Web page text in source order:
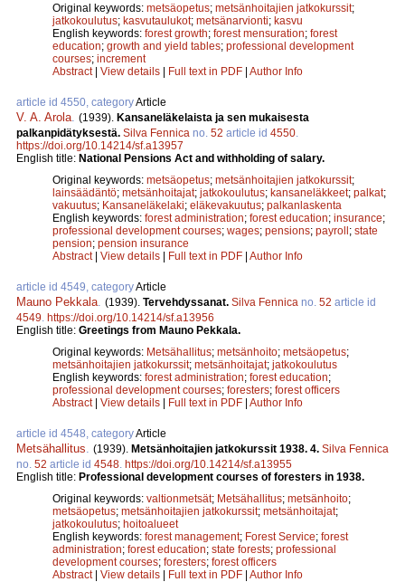
Original keywords: metsäopetus; metsänhoitajien jatkokurssit;
jatkokoulutus; kasvutaulukot; metsänarvionti; kasvu
English keywords: forest growth; forest mensuration; forest
education; growth and yield tables; professional development
courses; increment
Abstract| View details | Full text in PDF | Author Info
article id 4550, categoryArticle
V. A. Arola (1939). Kansaneläkelaista ja sen mukaisesta
palkanpidätyksestä. Silva Fennica no. 52 article id 4550
https://doi.org/10.14214/sf.a13957
English title: National Pensions Act and withholding of salary.
Original keywords: metsäopetus; metsänhoitajien jatkokurssit;
lainsäädäntö; metsänhoitajat; jatkokoulutus; kansaneläkkeet; palkat;
vakuutus; Kansaneläkelaki; eläkevakuutus; palkanlaskenta
English keywords: forest administration; forest education; insurance;
professional development courses; wages; pensions; payroll; state
pension; pension insurance
Abstract| View details | Full text in PDF | Author Info
article id 4549, categoryArticle
Mauno Pekkala (1939). Tervehdyssanat. Silva Fennica no. 52 article id
4549 https://doi.org/10.14214/sf.a13956
English title: Greetings from Mauno Pekkala.
Original keywords: Metsähallitus; metsänhoito; metsäopetus;
metsänhoitajien jatkokurssit; metsänhoitajat; jatkokoulutus
English keywords: forest administration; forest education;
professional development courses; foresters; forest officers
Abstract| View details | Full text in PDF | Author Info
article id 4548, categoryArticle
Metsähallitus (1939). Metsänhoitajien jatkokurssit 1938. 4. Silva Fennica
no. 52 article id 4548 https://doi.org/10.14214/sf.a13955
English title: Professional development courses of foresters in 1938.
Original keywords: valtionmetsät; Metsähallitus; metsänhoito;
metsäopetus; metsänhoitajien jatkokurssit; metsänhoitajat;
jatkokoulutus; hoitoalueet
English keywords: forest management; Forest Service; forest
administration; forest education; state forests; professional
development courses; foresters; forest officers
Abstract| View details | Full text in PDF | Author Info